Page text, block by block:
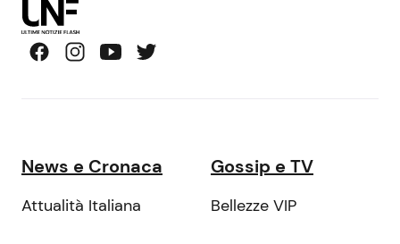
News e Cronaca
Attualità Italiana
Gossip e TV
Bellezze VIP